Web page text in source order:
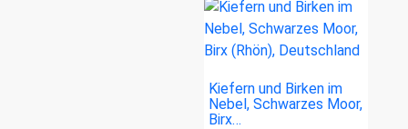
Kiefern und Birken im
Nebel, Schwarzes Moor,
Birx…